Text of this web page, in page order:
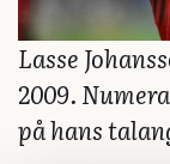
Lasse
2009.
på hans